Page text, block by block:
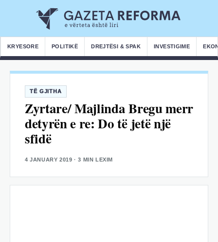
KRYESORE POLITIKË DREJTËSI & SPAK INVESTIGIME
TË GJITHA
Zyrtare/ Majlinda Bregu merr
detyrën e re: Do të jetë një
sfidë
4 JANUARY 2019 · 3 MIN LEXIM